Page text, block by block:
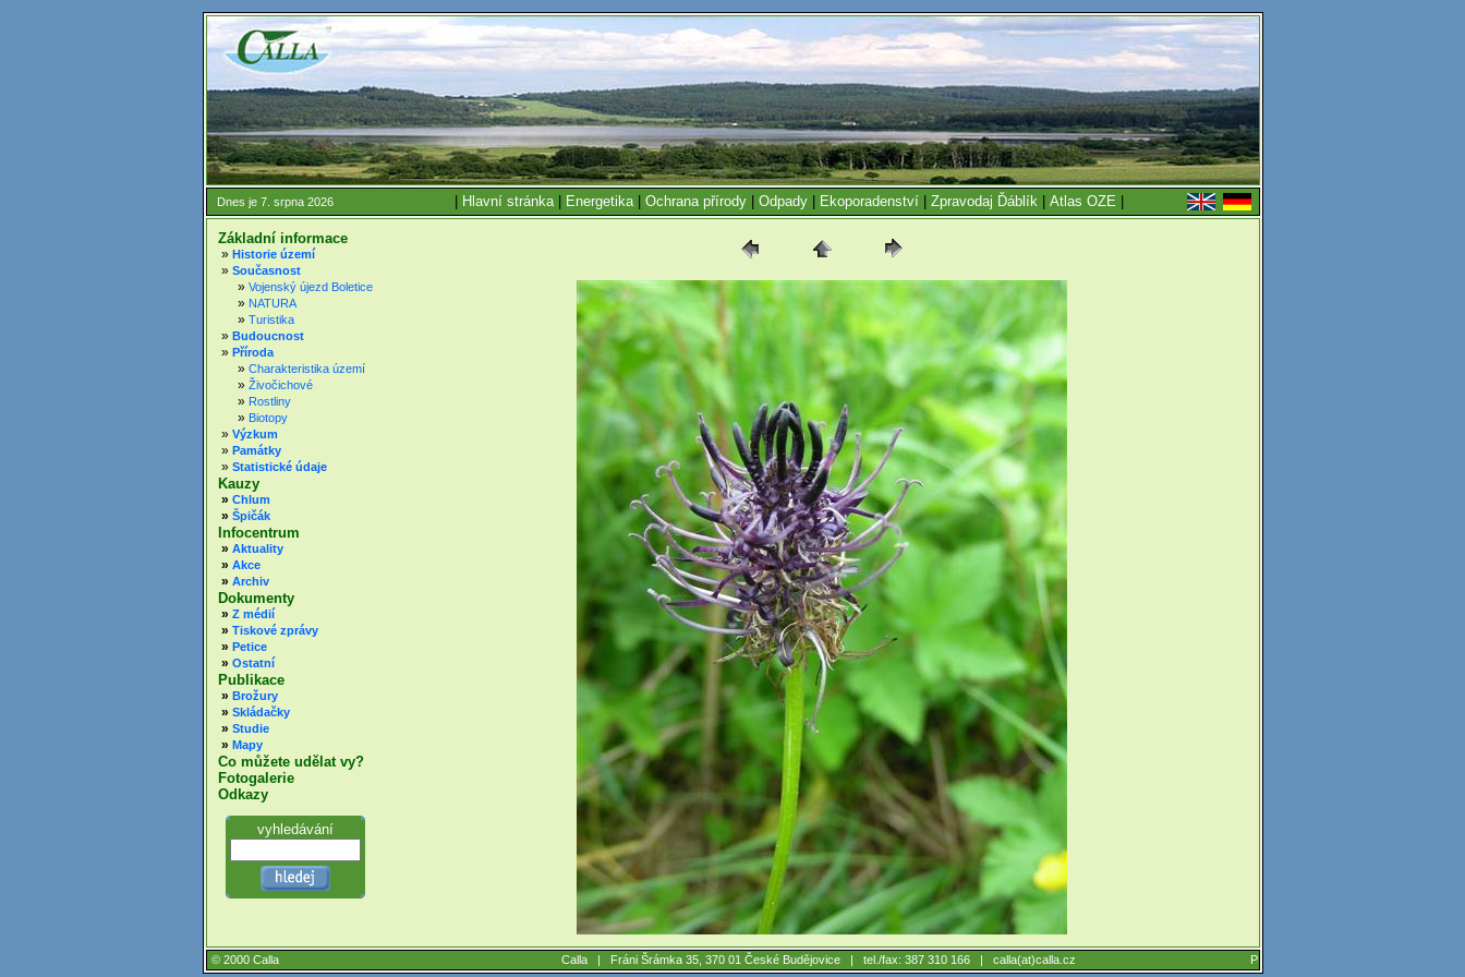
Dnes je 7. srpna 2026 Hlavní stránka| Energetika| Ochrana přírody Odpady Ekoporadenství Zpravodaj Ďáblík Atlas OZE
Základní informace
» Historie území
» Současnost
» Vojenský újezd Boletice
» NATURA
» Turistika
» Budoucnost
» Příroda
» Charakteristika území
» Živočichové
» Rostliny
» Biotopy
» Výzkum
» Památky
» Statistické údaje
Kauzy
» Chlum
» Špičák
Infocentrum
» Aktuality
» Akce
» Archiv
Dokumenty
» Z médií
» Tiskové zprávy
» Petice
» Ostatní
Publikace
» Brožury
» Skládačky
» Studie
» Mapy
Co můžete udělat vy?
Fotogalerie
Odkazy
vyhledávání
© 2000 Calla Calla | Fráni Šrámka 35, 370 01 České Budějovice | tel./fax: 387 310 166 | calla(at)calla.cz P